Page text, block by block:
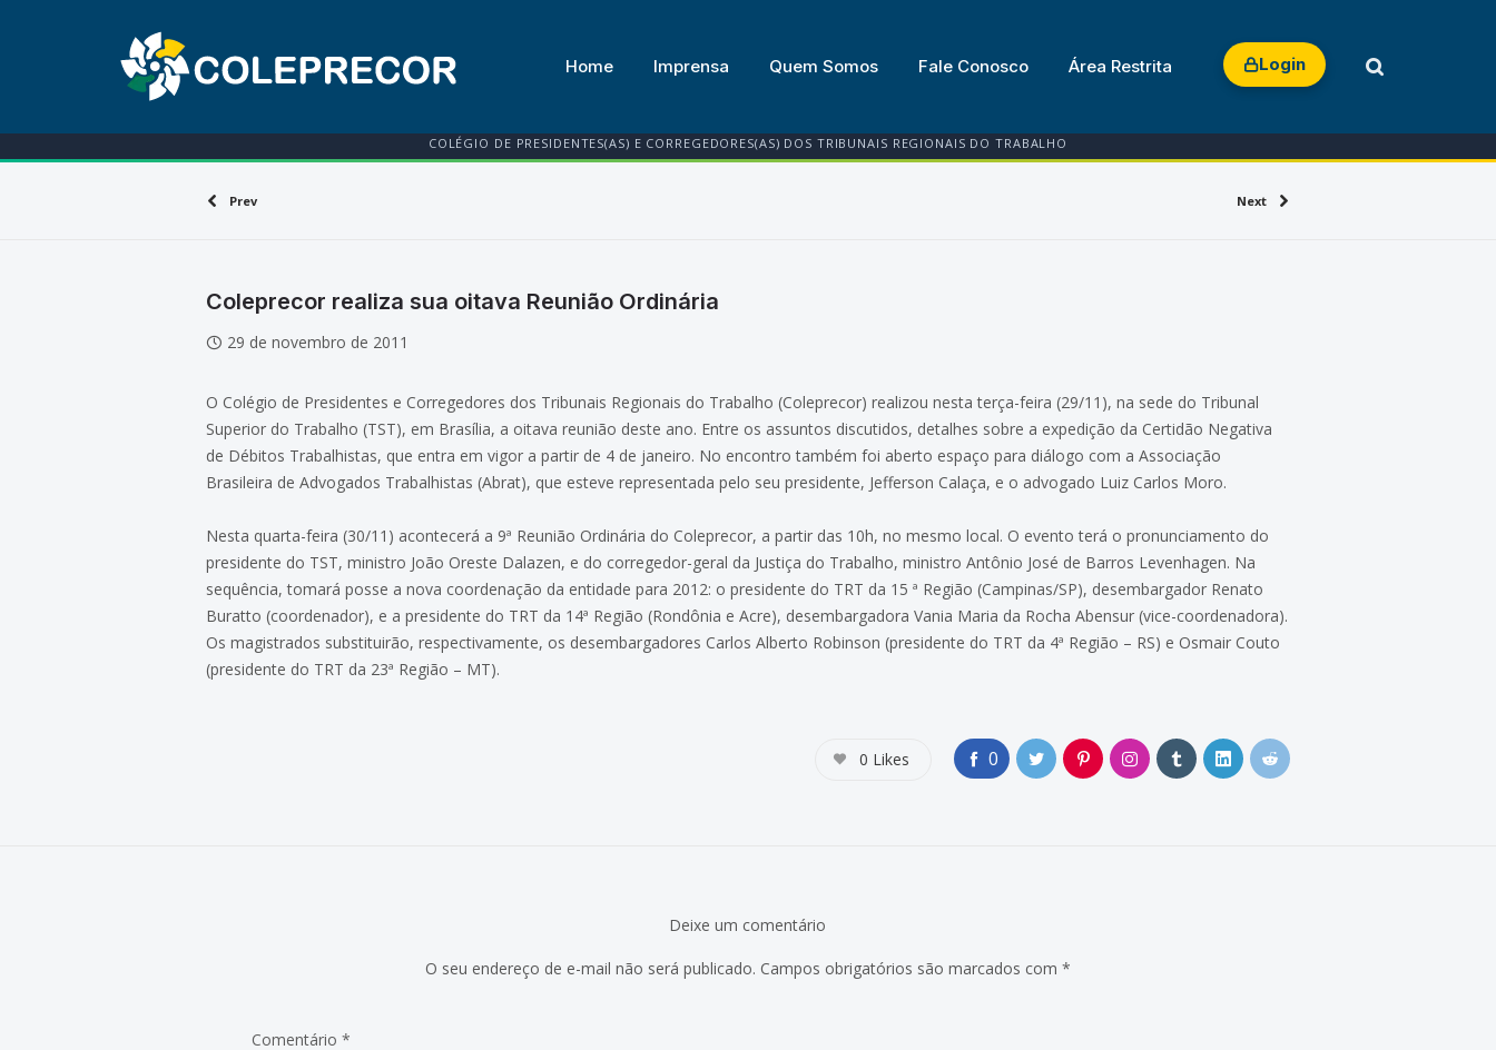
Home Imprensa Quem Somos Fale Conosco Área Restrita Login
COLÉGIO DE PRESIDENTES(AS) E CORREGEDORES(AS) DOS TRIBUNAIS REGIONAIS DO TRABALHO
Prev Next
Coleprecor realiza sua oitava Reunião Ordinária
29 de novembro de 2011
O Colégio de Presidentes e Corregedores dos Tribunais Regionais do Trabalho (Coleprecor) realizou nesta terça-feira (29/11), na sede do Tribunal
Superior do Trabalho (TST), em Brasília, a oitava reunião deste ano. Entre os assuntos discutidos, detalhes sobre a expedição da Certidão Negativa
de Débitos Trabalhistas, que entra em vigor a partir de 4 de janeiro. No encontro também foi aberto espaço para diálogo com a Associação
Brasileira de Advogados Trabalhistas (Abrat), que esteve representada pelo seu presidente, Jefferson Calaça, e o advogado Luiz Carlos Moro.
Nesta quarta-feira (30/11) acontecerá a 9ª Reunião Ordinária do Coleprecor, a partir das 10h, no mesmo local. O evento terá o pronunciamento do
presidente do TST, ministro João Oreste Dalazen, e do corregedor-geral da Justiça do Trabalho, ministro Antônio José de Barros Levenhagen. Na
sequência, tomará posse a nova coordenação da entidade para 2012: o presidente do TRT da 15 ª Região (Campinas/SP), desembargador Renato
Buratto (coordenador), e a presidente do TRT da 14ª Região (Rondônia e Acre), desembargadora Vania Maria da Rocha Abensur (vice-coordenadora).
Os magistrados substituirão, respectivamente, os desembargadores Carlos Alberto Robinson (presidente do TRT da 4ª Região – RS) e Osmair Couto
(presidente do TRT da 23ª Região – MT).
0
0 Likes
Deixe um comentário
O seu endereço de e-mail não será publicado. Campos obrigatórios são marcados com *
Comentário*